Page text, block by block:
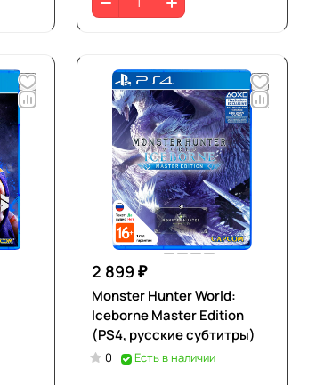
2 899 ₽
Monster Hunter World:
Iceborne Master Edition
(PS4, русские субтитры)
0 Есть в наличии